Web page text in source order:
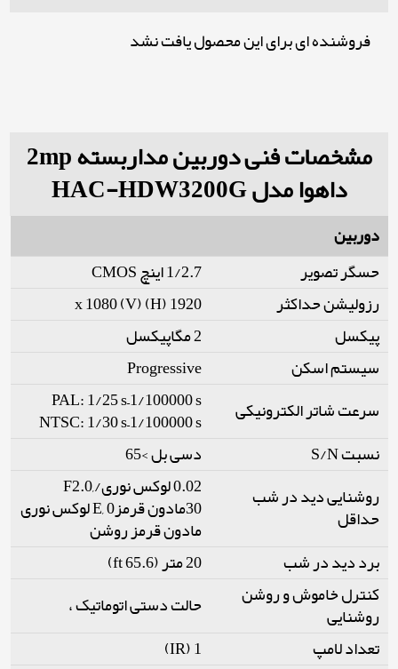
فروشنده ای برای این محصول یافت نشد
مشخصات فنی دوربین مداربسته 2mp
داهوا مدل HAC-HDW3200G
دوربین
حسگر تصویر
1/2.7 اینچ CMOS
رزولیشن حداکثر
1920 (H) x 1080 (V)
پیکسل
2 مگاپیکسل
سیستم اسکن
Progressive
سرعت شاتر الکترونیکی
PAL: 1/25 s–1/100000 s
NTSC: 1/30 s–1/100000 s
نسبت S/N
دسی بل >65
روشنایی دید در شب
حداقل
0.02 لوکس نوری/F2.0,
30مادون قرمزE, 0 لوکس نوری
مادون قرمز روشن
برد دید در شب
20 متر (65.6 ft)
کنترل خاموش و روشن
روشنایی
حالت دستی اتوماتیک ،
تعداد لامپ
1 (IR)